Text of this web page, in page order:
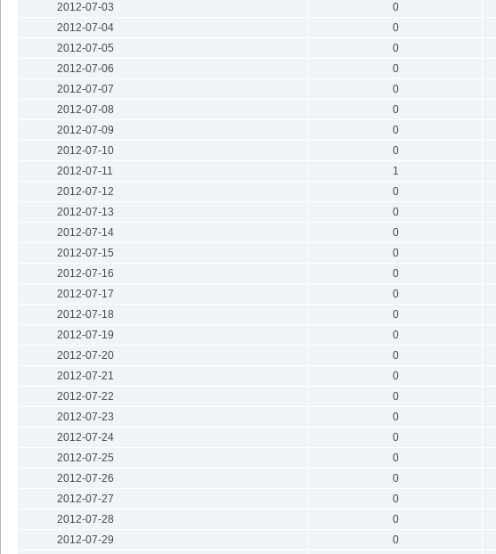
2012-07-03
0
2012-07-04
0
2012-07-05
0
2012-07-06
0
2012-07-07
0
2012-07-08
0
2012-07-09
0
2012-07-10
0
2012-07-11
1
2012-07-12
0
2012-07-13
0
2012-07-14
0
2012-07-15
0
2012-07-16
0
2012-07-17
0
2012-07-18
0
2012-07-19
0
2012-07-20
0
2012-07-21
0
2012-07-22
0
2012-07-23
0
2012-07-24
0
2012-07-25
0
2012-07-26
0
2012-07-27
0
2012-07-28
0
2012-07-29
0